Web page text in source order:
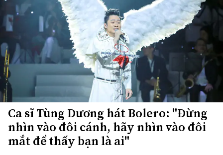
Ca sĩ Tùng Dương hát Bolero: "Đừng
nhìn vào đôi cánh, hãy nhìn vào đôi
mắt để thấy bạn là ai"